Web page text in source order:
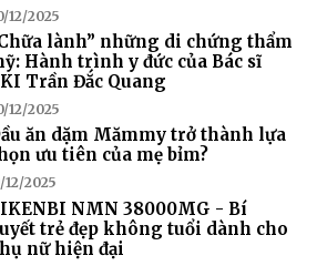
12/2025
lành” những di chứng thẩm
Hành trình y đức của Bác sĩ
Trần Đắc Quang
12/2025
ăn dặm Mămmy trở thành lựa
ưu tiên của mẹ bỉm?
12/2025
NMN 38000MG - Bí
trẻ đẹp không tuổi dành cho
nữ hiện đại